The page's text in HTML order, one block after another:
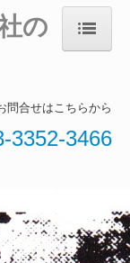
の
問合せはこちらから
3352-3466